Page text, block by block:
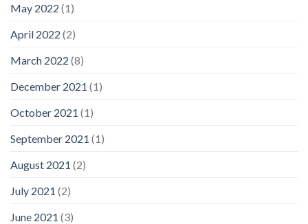
May 2022 (1)
April 2022 (2)
March 2022 (8)
December 2021 (1)
October 2021 (1)
September 2021 (1)
August 2021 (2)
July 2021 (2)
June 2021 (3)